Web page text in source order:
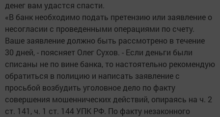
денег вам удастся спасти.
«В банк необходимо подать претензию или заявление о
несогласии с проведенными операциями по счету.
Ваше заявление должно быть рассмотрено в течение
30 дней, - поясняет Олег Сухов. - Если деньги были
списаны не по вине банка, то настоятельно рекомендую
обратиться в полицию и написать заявление с
просьбой возбудить уголовное дело по факту
совершения мошеннических действий, опираясь на ч. 2
ст. 141, ч. 1 ст. 144 УПК РФ. По факту незаконного